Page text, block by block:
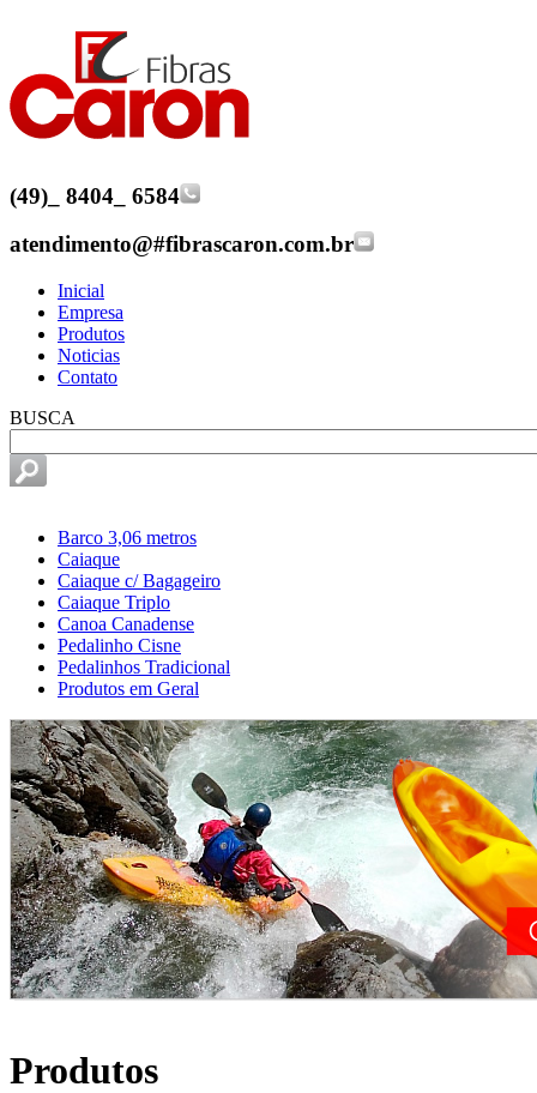
(49) 8404
6584
atendimento@#fibrascaron.com.br
Inicial
Empresa
Produtos
Noticias
Contato
BUSCA
Barco 3,06 metros
Caiaque
Caiaque c/ Bagageiro
Caiaque Triplo
Canoa Canadense
Pedalinho Cisne
Pedalinhos Tradicional
Produtos em Geral
Produtos